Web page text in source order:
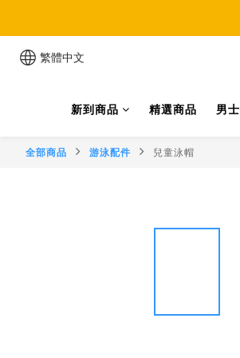
繁體中文
新到商品 精選商品 男士
全部商品 游泳配件 兒童泳帽